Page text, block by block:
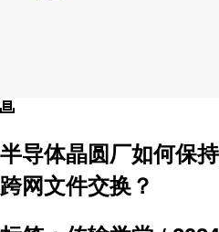
半导体晶圆厂如何保
跨网文件交换？